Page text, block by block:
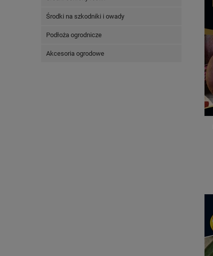
Środki na szkodniki i owady
Podłoża ogrodnicze
Akcesoria ogrodowe